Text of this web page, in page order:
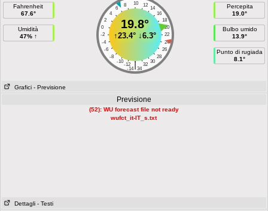
Fahrenheit
67.6°
Umidità
47% ↑
10
8 12
6
14
4
16
2
18
0
20
-2
22
-4
24
-6
26
-8
28
-10
30
-12 32
|
-14 34
19.8°
↑23.4° ↓6.3°
Percepita
19.0°
Bulbo umido
13.9°
Punto di rugiada
8.1°
Grafici - Previsione
Previsione
(52): WU forecast file not ready
wufct_it-IT_s.txt
Dettagli - Testi